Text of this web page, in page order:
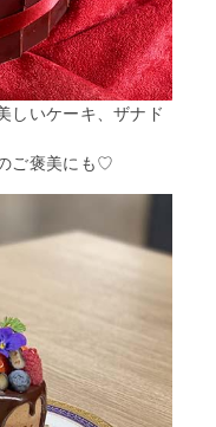
しいケーキ、ザナド
ご褒美にも♡